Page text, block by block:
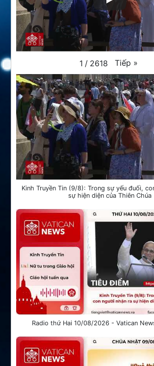
1 / 2618 Tiếp »
Kinh Truyền Tin (9/8): Trong sự yếu đuối,
sự hiện diện của Thiên Chúa
Radio thứ Hai 10/08/2026 - Vatican